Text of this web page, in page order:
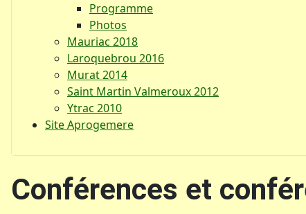
Programme
Photos
Mauriac 2018
Laroquebrou 2016
Murat 2014
Saint Martin Valmeroux 2012
Ytrac 2010
Site Aprogemere
Conférences et